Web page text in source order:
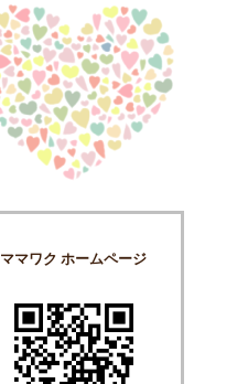
ママワク ホームページ